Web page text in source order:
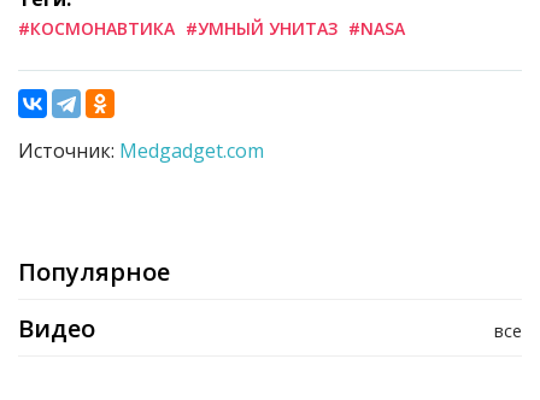
#КОСМОНАВТИКА #УМНЫЙ УНИТАЗ #NASA
Источник: Medgadget.com
Популярное
все
Видео